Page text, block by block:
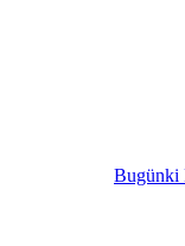
Bugünki